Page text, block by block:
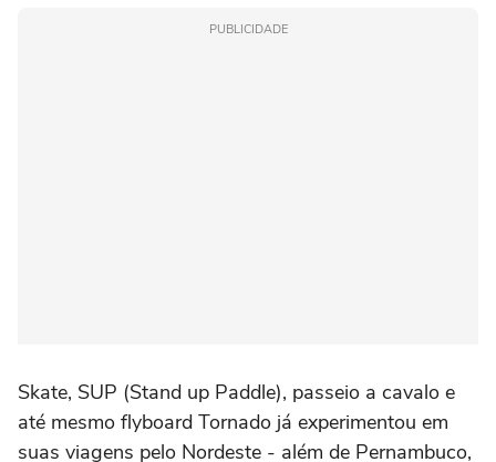
PUBLICIDADE
Skate, SUP (Stand up Paddle), passeio a cavalo e
até mesmo flyboard Tornado já experimentou em
suas viagens pelo Nordeste - além de Pernambuco,